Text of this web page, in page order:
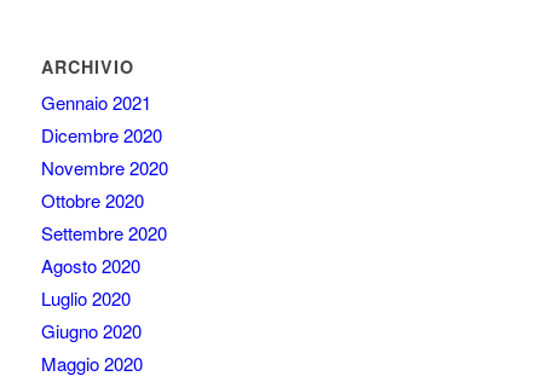
ARCHIVIO
Gennaio 2021
Dicembre 2020
Novembre 2020
Ottobre 2020
Settembre 2020
Agosto 2020
Luglio 2020
Giugno 2020
Maggio 2020